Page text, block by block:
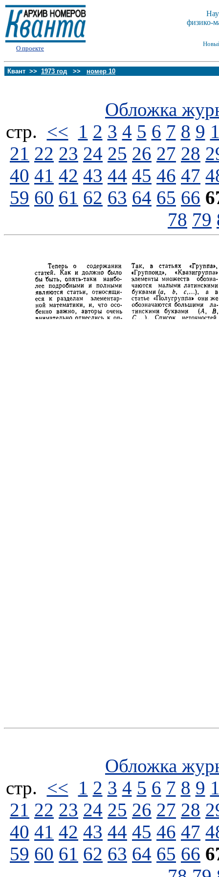
О проекте
физико-
Квант >> 1973 год >> номер 10
Обложка
стp. << 1 2 3 4 5 6 7 8 9
21 22 23 24 25 26 27 28
40 41 42 43 44 45 46 47
59 60 61 62 63 64 65 66
78 79
Обложка
стp. << 1 2 3 4 5 6 7 8 9
21 22 23 24 25 26 27 28
40 41 42 43 44 45 46 47
59 60 61 62 63 64 65 66